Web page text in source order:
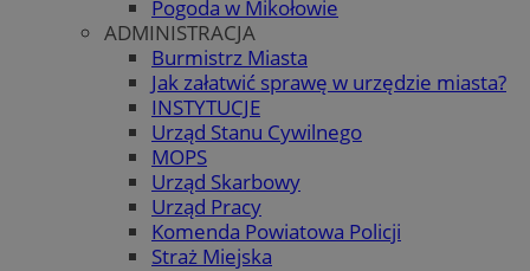
Pogoda w Mikołowie
ADMINISTRACJA
Burmistrz Miasta
Jak załatwić sprawę w urzędzie miasta?
INSTYTUCJE
Urząd Stanu Cywilnego
MOPS
Urząd Skarbowy
Urząd Pracy
Komenda Powiatowa Policji
Straż Miejska